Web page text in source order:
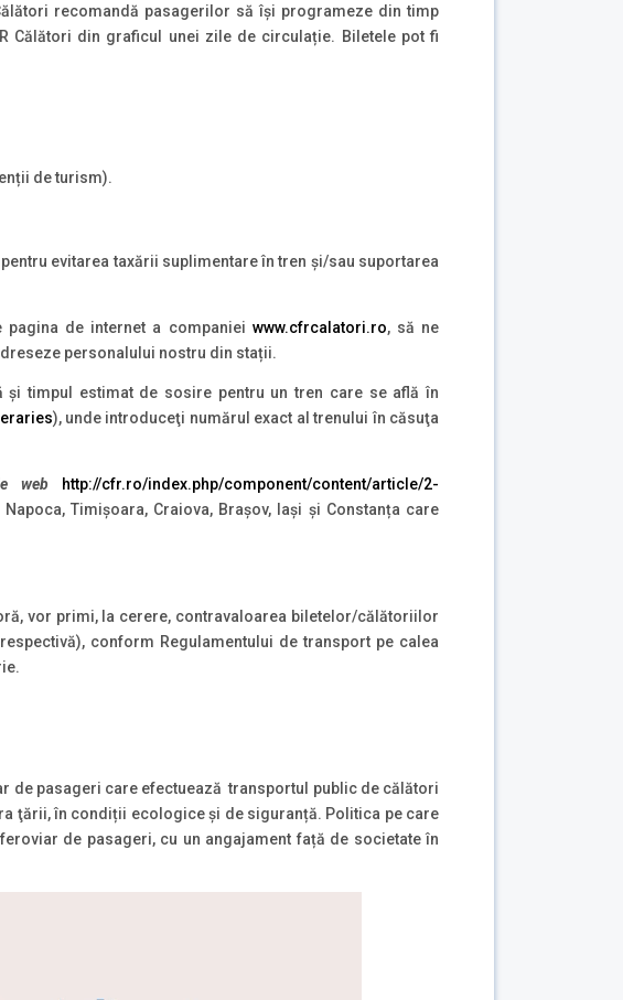
recomandă pasagerilor să își programeze din timp
Călători din graficul unei zile de circulație. Biletele pot fi
de turism).
evitarea taxării suplimentare în tren și/sau suportarea
de internet a companiei www.cfrcalatori.ro, să ne
personalului nostru din stații.
timpul estimat de sosire pentru un tren care se află în
), unde introduceţi numărul exact al trenului în căsuţa
web
http://cfr.ro/index.php/component/content/article/2-
Timișoara, Craiova, Brașov, Iași și Constanța care
vor primi, la cerere, contravaloarea biletelor/călătoriilor
conform Regulamentului de transport pe calea
de pasageri care efectuează transportul public de călători
ţării, în condiții ecologice și de siguranță. Politica pe care
de pasageri, cu un angajament față de societate în